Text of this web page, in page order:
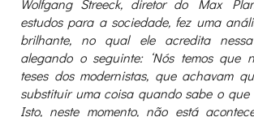
Wolfgang Streeck, diretor do Max
estudos para a sociedade, fez uma
brilhante, no qual ele acredita nessa
alegando o seguinte: ‘Nós temos que
teses dos modernistas, que achavam
substituir uma coisa quando sabe o que
Isto, neste momento, não está